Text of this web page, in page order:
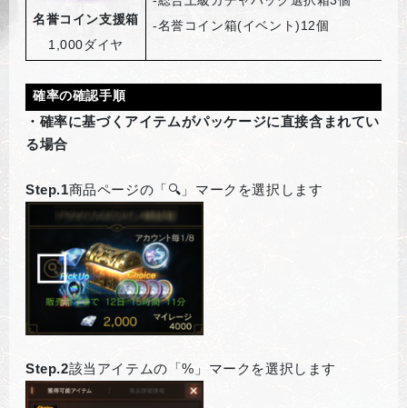
名誉コイン支援箱
1,000ダイヤ
-名誉コイン箱(イベント)12個
確率の確認手順
・確率に基づくアイテムがパッケージに直接含まれてい
る場合
Step.1商品ページの「🔍」マークを選択します
Step.2該当アイテムの「%」マークを選択します